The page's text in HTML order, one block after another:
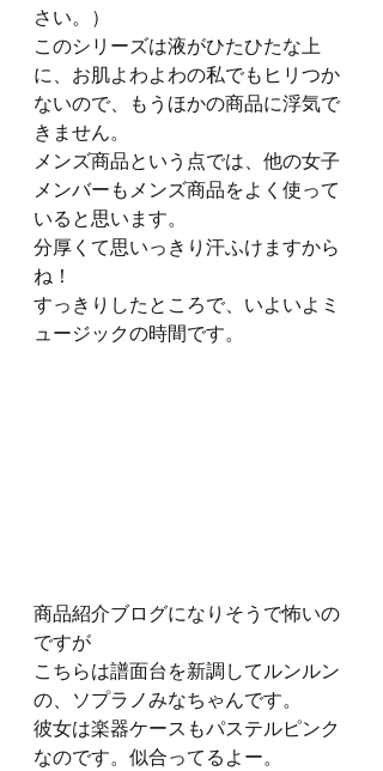
さい。）
このシリーズは液がひたひたな上
に、お肌よわよわの私でもヒリつか
ないので、もうほかの商品に浮気で
きません。
メンズ商品という点では、他の女子
メンバーもメンズ商品をよく使って
いると思います。
分厚くて思いっきり汗ふけますから
ね！
すっきりしたところで、いよいよミ
ュージックの時間です。
商品紹介ブログになりそうで怖いの
ですが
こちらは譜面台を新調してルンルン
の、ソプラノみなちゃんです。
彼女は楽器ケースもパステルピンク
なのです。似合ってるよー。